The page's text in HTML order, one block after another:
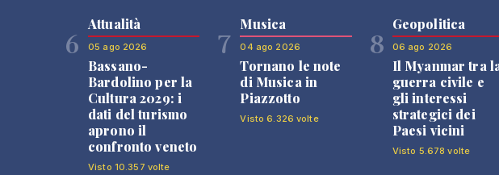
6
Attualità
05 ago 2026
Bassano-
Bardolino per la
Cultura 2029: i
dati del turismo
aprono il
confronto veneto
Visto 10.357 volte
7
Musica
04 ago 2026
Tornano le note
di Musica in
Piazzotto
Visto 6.326 volte
8
Geopolitica
06 ago 2026
Il Myanmar tra
guerra civile e
gli interessi
strategici dei
Paesi vicini
Visto 5.678 volte